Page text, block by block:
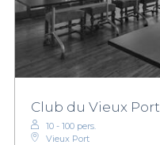
Club du Vieux Port
10 - 100 pers.
Vieux Port